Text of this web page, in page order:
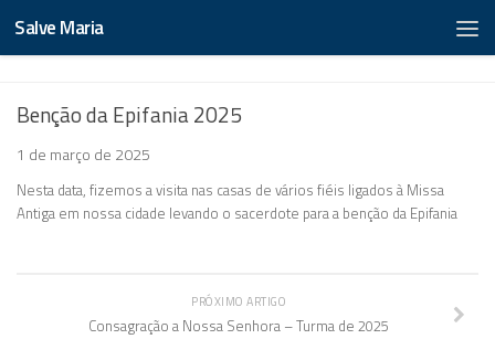
Salve Maria
Benção da Epifania 2025
1 de março de 2025
Nesta data, fizemos a visita nas casas de vários fiéis ligados à Missa
Antiga em nossa cidade levando o sacerdote para a benção da Epifania
PRÓXIMO ARTIGO
Consagração a Nossa Senhora – Turma de 2025